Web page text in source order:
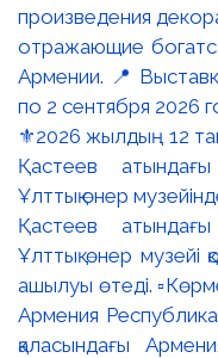
⚜️2026 жылдың 12
Қастеев атындағы
Ұлттық өнер
Қастеев атындағы
Ұлттық өнер музейі
ашылуы өтеді.
Армения
қаласындағы